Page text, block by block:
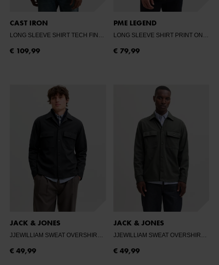
CAST IRON
LONG SLEEVE SHIRT TECH FINE JERSEY - CLEVER CROWS
€ 109,99
PME LEGEND
LONG SLEEVE SHIRT PRINT ON POPLIN
€ 79,99
JACK & JONES
JJEWILLIAM SWEAT OVERSHIRT LS NOOS - DARK NAVY
€ 49,99
JACK & JONES
JJEWILLIAM SWEAT OVERSHIRT LS NOOS
€ 49,99